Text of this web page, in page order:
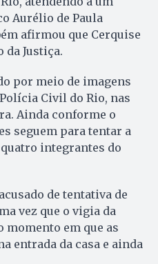
Aurélio de Paula
afirmou que Cerquise
da Justiça.
por meio de imagens
Civil do Rio, nas
Ainda conforme o
seguem para tentar a
integrantes do
de tentativa de
vez que o vigia da
em que as
entrada da casa e ainda